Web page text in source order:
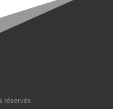
réservés